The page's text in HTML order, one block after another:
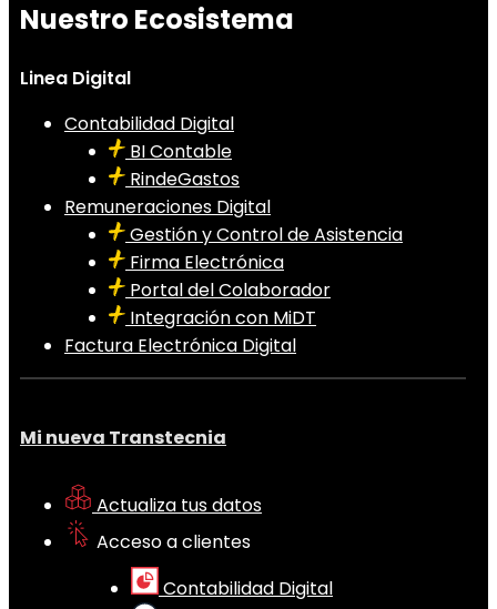
Nuestro Ecosistema
Linea Digital
Contabilidad Digital
BI Contable
RindeGastos
Remuneraciones Digital
Gestión y Control de Asistencia
Firma Electrónica
Portal del Colaborador
Integración con MiDT
Factura Electrónica Digital
Mi nueva Transtecnia
Actualiza tus datos
Acceso a clientes
Contabilidad Digital